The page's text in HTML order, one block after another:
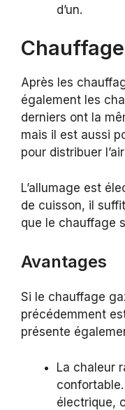
d’un.
Après les
également les
derniers ont la
mais il est aussi
pour distribuer
L’allumage est
de cuisson, il
que le chauffage
Avantages
Si le chauffage
précédemment
présente
La chaleur
électrique,